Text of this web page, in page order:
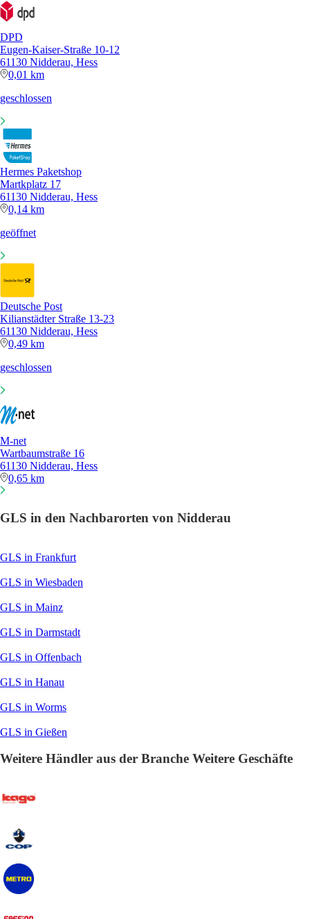
DPD
Eugen-Kaiser-Straße 10-12
61130 Nidderau, Hess
0,01 km
geschlossen
Hermes Paketshop
Martkplatz 17
61130 Nidderau, Hess
0,14 km
geöffnet
Deutsche Post
Kilianstädter Straße 13-23
61130 Nidderau, Hess
0,49 km
geschlossen
M-net
Wartbaumstraße 16
61130 Nidderau, Hess
0,65 km
GLS in den Nachbarorten von Nidderau
GLS in Frankfurt
GLS in Wiesbaden
GLS in Mainz
GLS in Darmstadt
GLS in Offenbach
GLS in Hanau
GLS in Worms
GLS in Gießen
Weitere Händler aus der Branche Weitere Geschäfte